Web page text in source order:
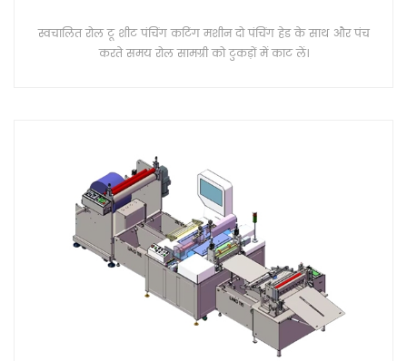
स्वचालित रोल टू शीट पंचिंग कटिंग मशीन दो पंचिंग हेड के साथ और पंच
करते समय रोल सामग्री को टुकड़ों में काट लें।